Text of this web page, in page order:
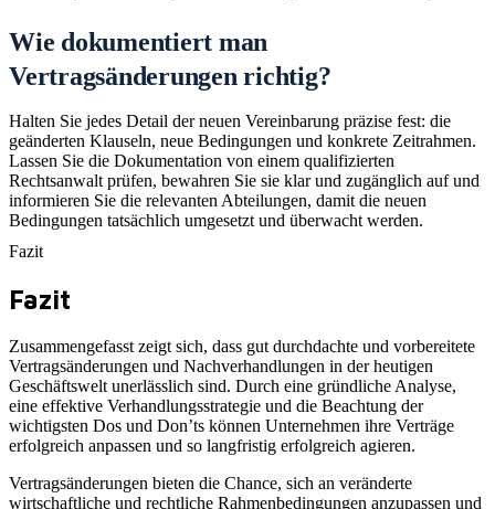
Wie dokumentiert man
Vertragsänderungen richtig?
Halten Sie jedes Detail der neuen Vereinbarung präzise fest: die
geänderten Klauseln, neue Bedingungen und konkrete Zeitrahmen.
Lassen Sie die Dokumentation von einem qualifizierten
Rechtsanwalt prüfen, bewahren Sie sie klar und zugänglich auf und
informieren Sie die relevanten Abteilungen, damit die neuen
Bedingungen tatsächlich umgesetzt und überwacht werden.
Fazit
Fazit
Zusammengefasst zeigt sich, dass gut durchdachte und vorbereitete
Vertragsänderungen und Nachverhandlungen in der heutigen
Geschäftswelt unerlässlich sind. Durch eine gründliche Analyse,
eine effektive Verhandlungsstrategie und die Beachtung der
wichtigsten Dos und Don’ts können Unternehmen ihre Verträge
erfolgreich anpassen und so langfristig erfolgreich agieren.
Vertragsänderungen bieten die Chance, sich an veränderte
wirtschaftliche und rechtliche Rahmenbedingungen anzupassen und